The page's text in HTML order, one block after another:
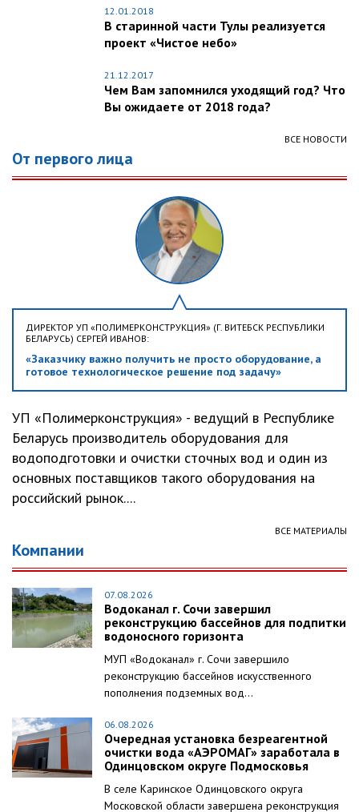
12.01.2018
В старинной части Тулы реализуется
проект «Чистое небо»
21.12.2017
Чем Вам запомнился уходящий год? Что
Вы ожидаете от 2018 года?
ВСЕ НОВОСТИ
От первого лица
ДИРЕКТОР УП «ПОЛИМЕРКОНСТРУКЦИЯ» (Г. ВИТЕБСК РЕСПУБЛИКИ
БЕЛАРУСЬ) СЕРГЕЙ ИВАНОВ:
«Заказчику важно получить не просто оборудование, а
готовое технологическое решение под задачу»
УП «Полимерконструкция» - ведущий в Республике
Беларусь производитель оборудования для
водоподготовки и очистки сточных вод и один из
основных поставщиков такого оборудования на
российский рынок....
ВСЕ МАТЕРИАЛЫ
Компании
07.08.2026
Водоканал г. Сочи завершил
реконструкцию бассейнов для подпитки
водоносного горизонта
МУП «Водоканал» г. Сочи завершило
реконструкцию бассейнов искусственного
пополнения подземных вод...
06.08.2026
Очередная установка безреагентной
очистки вода «АЭРОМАГ» заработала в
Одинцовском округе Подмосковья
В селе Каринское Одинцовского округа
Московской области завершена реконструкция